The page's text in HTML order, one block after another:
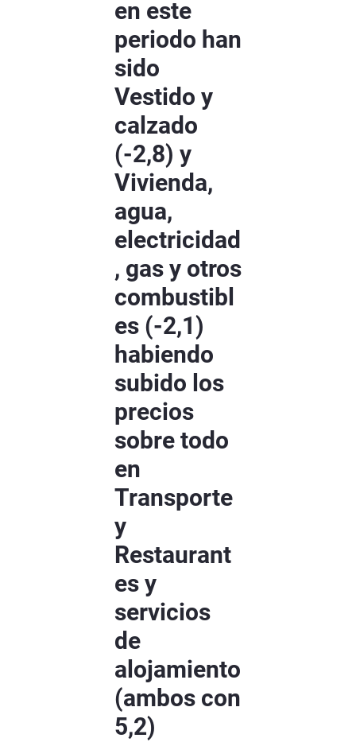
en este
periodo han
sido
Vestido y
calzado
(-2,8) y
Vivienda,
agua,
electricidad
, gas y otros
combustibl
es (-2,1)
habiendo
subido los
precios
sobre todo
en
Transporte
y
Restaurant
es y
servicios
de
alojamiento
(ambos con
5,2)